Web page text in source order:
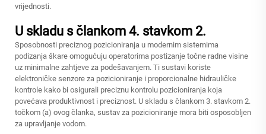
vrijednosti.
U skladu s člankom 4. stavkom 2.
Sposobnosti preciznog pozicioniranja u modernim sistemima
podizanja škare omogućuju operatorima postizanje točne radne visine
uz minimalne zahtjeve za podešavanjem. Ti sustavi koriste
elektroničke senzore za pozicioniranje i proporcionalne hidrauličke
kontrole kako bi osigurali preciznu kontrolu pozicioniranja koja
povećava produktivnost i preciznost. U skladu s člankom 3. stavkom 2.
točkom (a) ovog članka, sustav za pozicioniranje mora biti osposobljen
za upravljanje vodom.